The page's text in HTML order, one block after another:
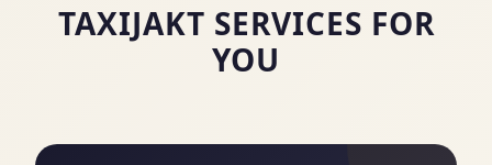
TAXIJAKT SERVICES FOR
YOU